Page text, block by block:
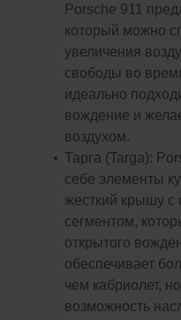
Porsche 911
который можно
увеличения
свободы во
идеально
вождение и
воздухом.
Тарга (Targa):
себе элементы
жесткий крышу
сегментом,
открытого
обеспечивает
чем кабриолет,
возможность